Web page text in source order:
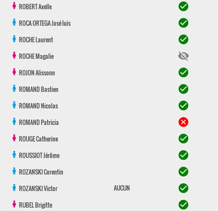
ROBERTAxelle check_circle
ROCA ORTEGAJosé luis check_circle
ROCHELaurent check_circle
ROCHEMagalie visibility_off
ROJONAlissonn check_circle
ROMANDBastien check_circle
ROMANDNicolas check_circle
ROMANDPatricia cancel
ROUGECatherine check_circle
ROUSSIOTJérôme check_circle
ROZANSKICorentin check_circle
ROZANSKIVictor AUCUN check_circle
RUBELBrigitte check_circle